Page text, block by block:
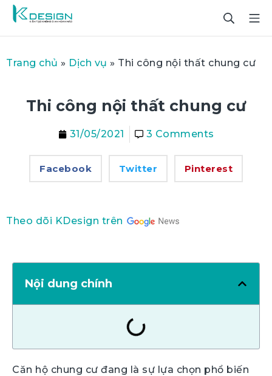
Trang chủ » Dịch vụ » Thi công nội thất chung cư
Thi công nội thất chung cư
31/05/2021 3 Comments
Facebook Twitter Pinterest
Theo dõi KDesign trên
Nội dung chính
Căn hộ chung cư đang là sự lựa chọn phổ biến